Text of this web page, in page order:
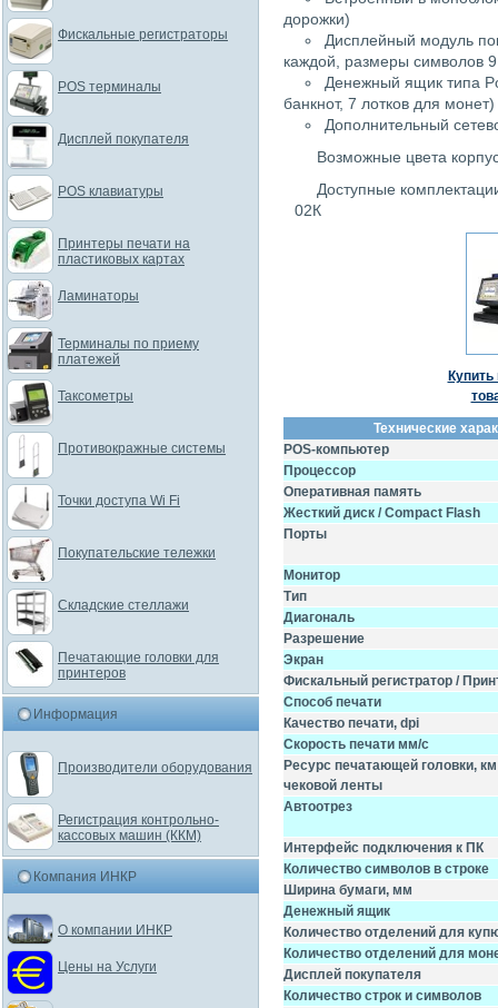
дорожки)
Дисплейный модуль
каждой, размеры символов
Денежный ящик типа
банкнот, 7 лотков для монет)
Дополнительный
Возможные цвета
Доступные
02К
Технические
POS-компьютер
Процессор
Оперативная память
Жесткий диск / Compact Flash
Порты
Монитор
Тип
Диагональ
Разрешение
Экран
Фискальный регистратор /
Способ печати
Качество печати, dpi
Скорость печати мм/с
Ресурс печатающей головки, км
чековой ленты
Автоотрез
Интерфейс подключения к ПК
Количество символов в строке
Ширина бумаги, мм
Денежный ящик
Количество отделений для
Количество отделений для
Дисплей покупателя
Количество строк и символов
Фискальные регистраторы
POS терминалы
Дисплей покупателя
POS клавиатуры
Принтеры печати на
пластиковых картах
Ламинаторы
Терминалы по приему
платежей
Таксометры
Противокражные системы
Точки доступа Wi Fi
Покупательские тележки
Складские стеллажи
Печатающие головки для
принтеров
Информация
Производители оборудования
Регистрация контрольно-
кассовых машин (ККМ)
Компания ИНКР
О компании ИНКР
Цены на Услуги